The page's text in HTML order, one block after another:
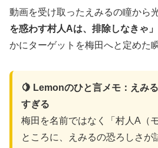
動画を受け取ったえみるの瞳から
を惑わす村人Aは、排除しなきゃ」
かにターゲットを梅田へと定めた
🍋 Lemonのひと言メモ：えみ
すぎる
梅田を名前ではなく「村人A（
ところに、えみるの恐ろしさが